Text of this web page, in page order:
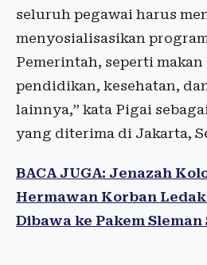
seluruh pegawai harus
menyosialisasikan
Pemerintah, seperti
pendidikan, kesehatan,
lainnya,” kata Pigai
yang diterima di Jakarta,
BACA JUGA: Jenazah
Hermawan Korban
Dibawa ke Pakem